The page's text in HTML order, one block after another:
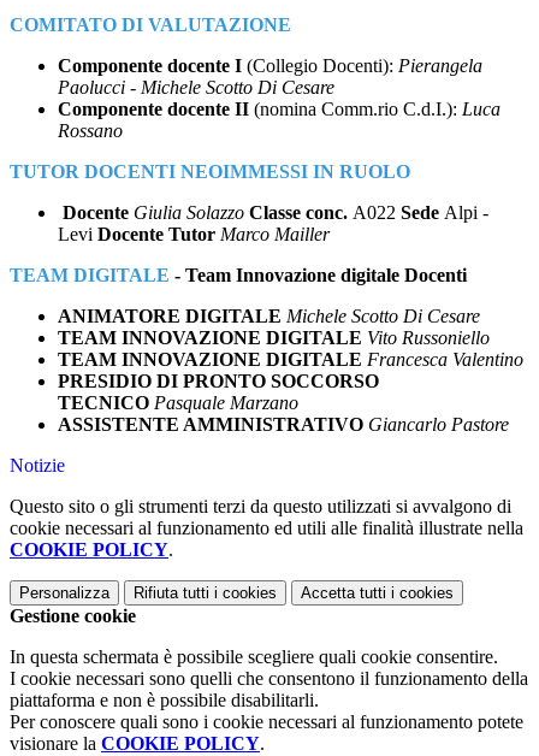
COMITATO DI VALUTAZIONE
Componente docente I (Collegio Docenti): Pierangela
Paolucci - Michele Scotto Di Cesare
Componente docente II (nomina Comm.rio C.d.I.): Luca
Rossano
TUTOR DOCENTI NEOIMMESSI IN RUOLO
Docente Giulia Solazzo Classe conc. A022 Sede Alpi -
Levi Docente Tutor Marco Mailler
TEAM DIGITALE - Team Innovazione digitale Docenti
ANIMATORE DIGITALE Michele Scotto Di Cesare
TEAM INNOVAZIONE DIGITALE Vito Russoniello
TEAM INNOVAZIONE DIGITALE Francesca Valentino
PRESIDIO DI PRONTO SOCCORSO
TECNICO Pasquale Marzano
ASSISTENTE AMMINISTRATIVO Giancarlo Pastore
Notizie
Questo sito o gli strumenti terzi da questo utilizzati si avvalgono di
cookie necessari al funzionamento ed utili alle finalità illustrate nella
COOKIE POLICY.
Personalizza Rifiuta tutti i cookies Accetta tutti i cookies
Gestione cookie
In questa schermata è possibile scegliere quali cookie consentire.
I cookie necessari sono quelli che consentono il funzionamento della
piattaforma e non è possibile disabilitarli.
Per conoscere quali sono i cookie necessari al funzionamento potete
visionare la COOKIE POLICY.